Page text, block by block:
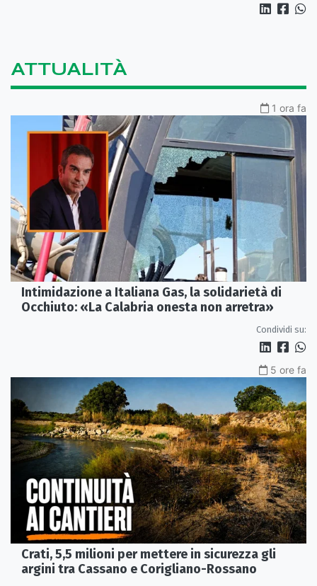
ATTUALITÀ
1 ora fa
Intimidazione a Italiana Gas, la solidarietà di
Occhiuto: «La Calabria onesta non arretra»
Condividi su:
5 ore fa
Crati, 5,5 milioni per mettere in sicurezza gli
argini tra Cassano e Corigliano-Rossano